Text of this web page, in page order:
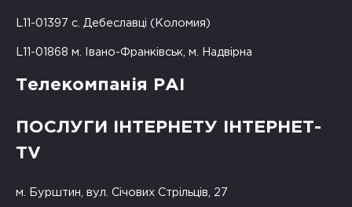
L11-01397 с. Дебеславці (Коломия)
L11-01868 м. Івано-Франківськ, м. Надвірна
Телекомпанія РАІ
ПОСЛУГИ ІНТЕРНЕТУ ІНТЕРНЕТ-
TV
м. Бурштин, вул. Січових Стрільців, 27